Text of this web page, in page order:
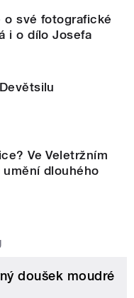
o své fotografické
i o dílo Josefa
Ve Veletržním
dlouhého
doušek moudré